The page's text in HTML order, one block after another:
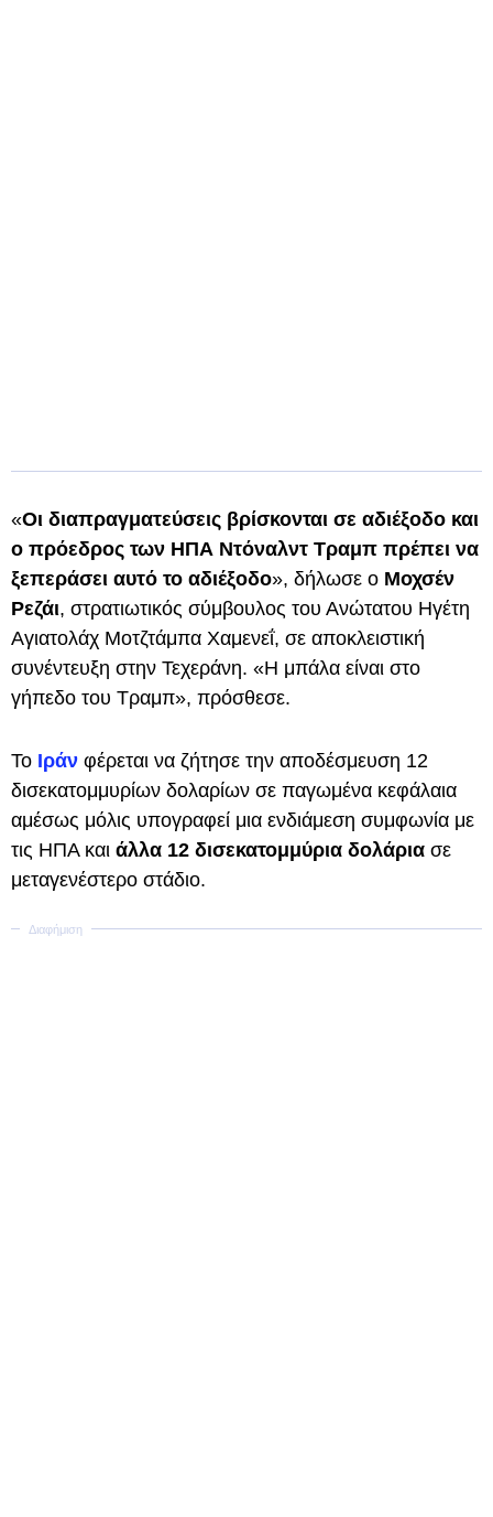
«Οι διαπραγματεύσεις βρίσκονται σε αδιέξοδο και
ο πρόεδρος των ΗΠΑ Ντόναλντ Τραμπ πρέπει να
ξεπεράσει αυτό το αδιέξοδο», δήλωσε ο Μοχσέν
Ρεζάι, στρατιωτικός σύμβουλος του Ανώτατου Ηγέτη
Αγιατολάχ Μοτζτάμπα Χαμενεΐ, σε αποκλειστική
συνέντευξη στην Τεχεράνη. «Η μπάλα είναι στο
γήπεδο του Τραμπ», πρόσθεσε.
Το Ιράν φέρεται να ζήτησε την αποδέσμευση 12
δισεκατομμυρίων δολαρίων σε παγωμένα κεφάλαια
αμέσως μόλις υπογραφεί μια ενδιάμεση συμφωνία με
τις ΗΠΑ και άλλα 12 δισεκατομμύρια δολάρια σε
μεταγενέστερο στάδιο.